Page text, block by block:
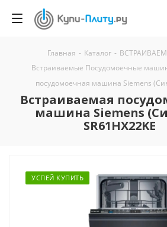
Главная - Каталог -
Встраиваемые Посудомоечные
посудомоечная машина Siemens
Встраиваемая
машина Siemens
SR61HX22KE
УСПЕЙ КУПИТЬ